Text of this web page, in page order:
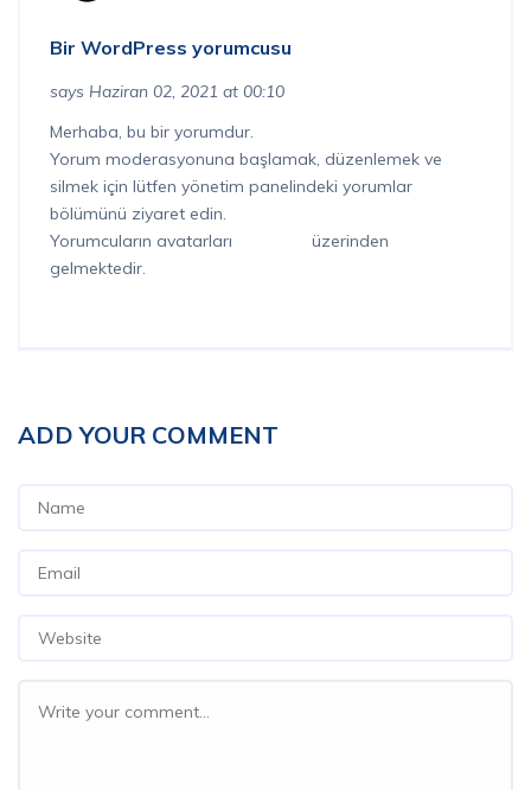
Bir WordPress yorumcusu
says Haziran 02, 2021 at 00:10
Merhaba, bu bir yorumdur.
Yorum moderasyonuna başlamak, düzenlemek ve
silmek için lütfen yönetim panelindeki yorumlar
bölümünü ziyaret edin.
Yorumcuların avatarları
üzerinden
gelmektedir.
ADD YOUR COMMENT